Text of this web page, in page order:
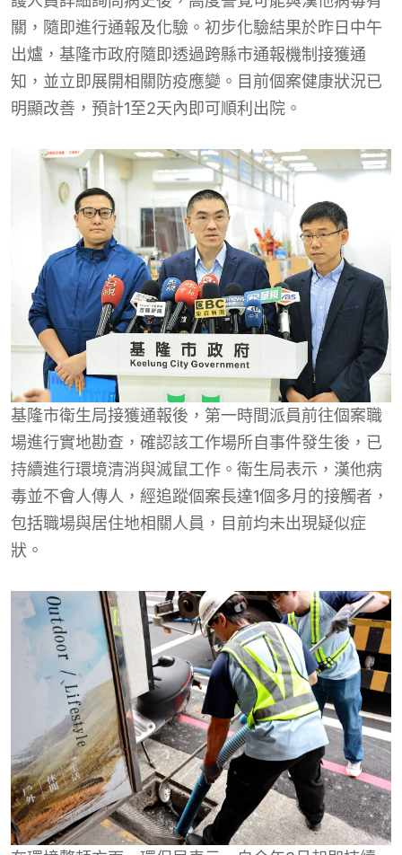
關，隨即進行通報及化驗。初步化驗結果於昨日中午
出爐，基隆市政府隨即透過跨縣市通報機制接獲通
知，並立即展開相關防疫應變。目前個案健康狀況已
明顯改善，預計1至2天內即可順利出院。
基隆市衛生局接獲通報後，第一時間派員前往個案職
場進行實地勘查，確認該工作場所自事件發生後，已
持續進行環境清消與滅鼠工作。衛生局表示，漢他病
毒並不會人傳人，經追蹤個案長達1個多月的接觸者，
包括職場與居住地相關人員，目前均未出現疑似症
狀。